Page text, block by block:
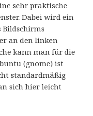
sehr praktische
Dabei wird ein
Bildschirms
an den linken
kann man für die
(gnome) ist
standardmäßig
sich hier leicht